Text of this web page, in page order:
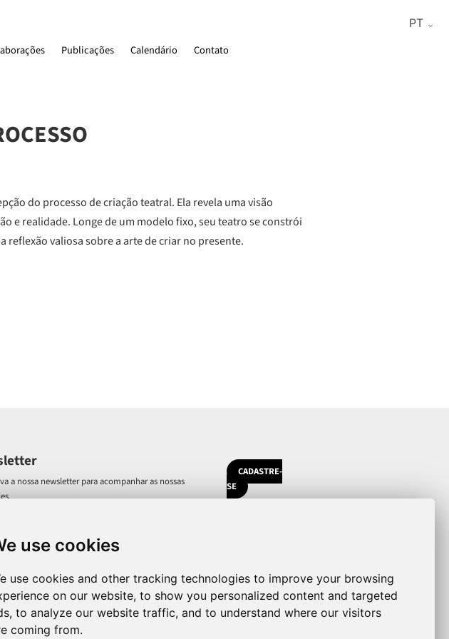
use cookies
use cookies and other tracking technologies to improve your browsing
on our website, to show you personalized content and targeted
to analyze our website traffic, and to understand where our visitors
coming from.
Publicações Calendário Contato
do processo de criação teatral. Ela revela uma visão
e realidade. Longe de um modelo fixo, seu teatro se constrói
reflexão valiosa sobre a arte de criar no presente.
a nossa newsletter para acompanhar as nossas
CADASTRE-
SE
Culture France.
de Privacidade Notícia legal